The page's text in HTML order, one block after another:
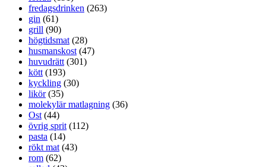
fredagsdrinken (263)
gin (61)
grill (90)
högtidsmat (28)
husmanskost (47)
huvudrätt (301)
kött (193)
kyckling (30)
likör(35)
molekylär matlagning (36)
Ost (44)
övrig sprit (112)
pasta (14)
rökt mat (43)
rom (62)